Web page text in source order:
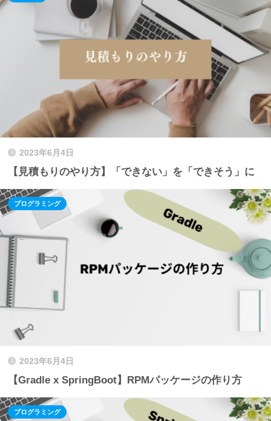
2023年6月4日
【見積もりのやり方】「できない」を「できそう」に
2023年6月4日
【Gradle x SpringBoot】RPMパッケージの作り方
プログラミング
プログラミング